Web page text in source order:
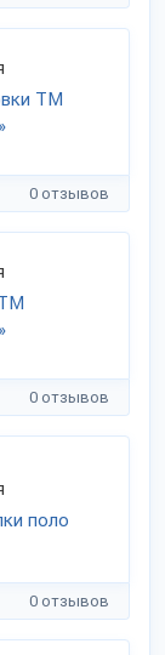
ТМ
0 отзывов
0 отзывов
поло
0 отзывов